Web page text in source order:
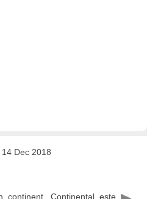
Dec 2018
Continental este